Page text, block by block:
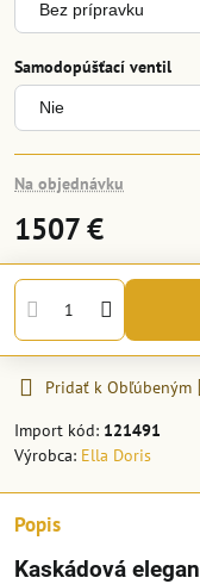
Samodopúšťací ventil
Na objednávku
1507 €
Pridať k Obľúbeným
Import kód: 121491
Výrobca: Ella Doris
Popis
Kaskádová